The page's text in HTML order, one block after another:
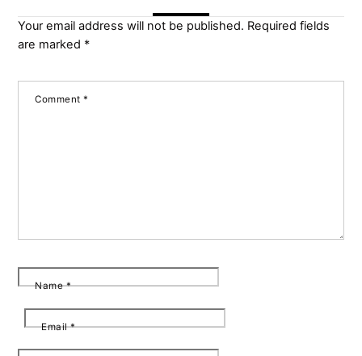
Your email address will not be published. Required fields
are marked *
Comment*
Name*
Email*